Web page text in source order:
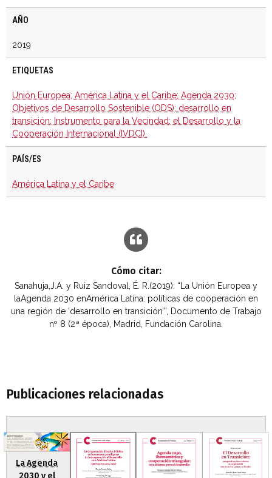
AÑO
2019
ETIQUETAS
Unión Europea; América Latina y el Caribe; Agenda 2030;
Objetivos de Desarrollo Sostenible (ODS); desarrollo en
transición; Instrumento para la Vecindad; el Desarrollo y la
Cooperación Internacional (IVDCI).
PAÍS/ES
América Latina y el Caribe
Cómo citar:
Sanahuja,J.A. y Ruiz Sandoval, É. R.(2019): “La Unión Europea y
laAgenda 2030 enAmérica Latina: políticas de cooperación en
una región de ‘desarrollo en transición’”, Documento de Trabajo
nº 8 (2ª época), Madrid, Fundación Carolina.
Publicaciones relacionadas
La Agenda
2030 y el